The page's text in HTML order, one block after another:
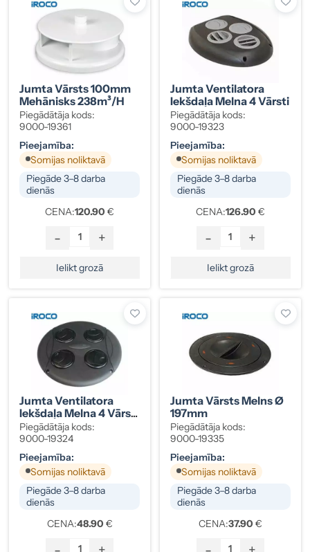
Jumta Vārsts 100mm
Mehānisks 238m³/h
Piegādātāja kods:
9000-19361
Pieejamība:
Somijas noliktavā
Piegāde 3–8 darba
dienās
CENA:120.90 €
- +
Ielikt grozā
Jumta Ventilatora
Iekšdaļa Melna 4 Vārsti
Piegādātāja kods:
9000-19323
Pieejamība:
Somijas noliktavā
Piegāde 3–8 darba
dienās
CENA:126.90 €
- +
Ielikt grozā
Jumta Ventilatora
Iekšdaļa Melna 4 Vārsti
Ø 280mm
Piegādātāja kods:
9000-19324
Pieejamība:
Somijas noliktavā
Piegāde 3–8 darba
dienās
CENA:48.90 €
Jumta Vārsts Melns Ø
197mm
Piegādātāja kods:
9000-19335
Pieejamība:
Somijas noliktavā
Piegāde 3–8 darba
dienās
CENA:37.90 €